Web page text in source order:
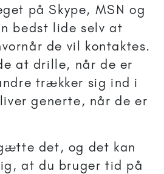
på Skype, MSN og
bedst lide selv at
de vil kontaktes.
at drille, når de er
trækker sig ind i
generte, når de er
det, og det kan
at du bruger tid på